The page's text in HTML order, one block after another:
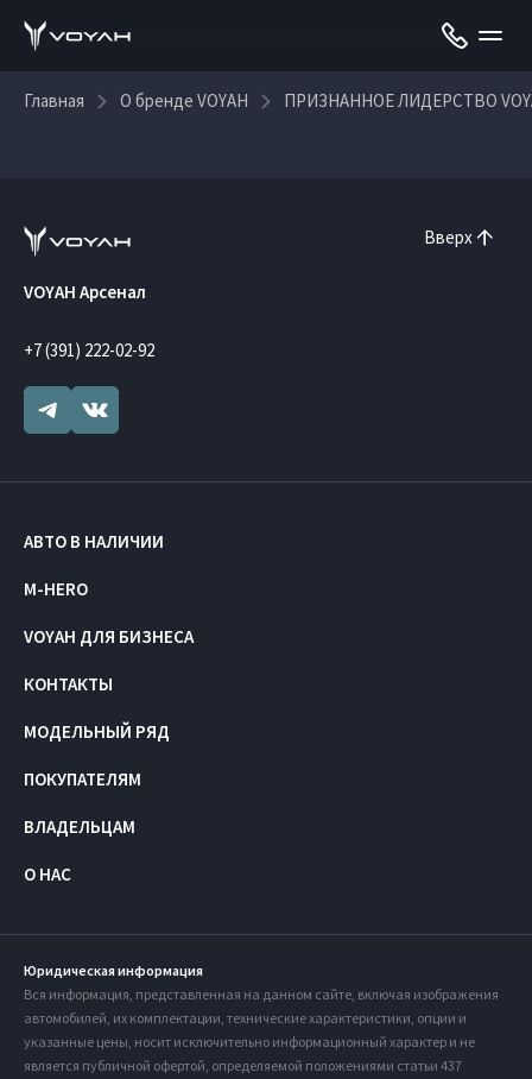
Главная О бренде VOYAH ПРИЗНАННОЕ ЛИДЕРСТВО
Вверх
VOYAH Арсенал
+7 (391) 222-02-92
АВТО В НАЛИЧИИ
M-HERO
VOYAH ДЛЯ БИЗНЕСА
КОНТАКТЫ
МОДЕЛЬНЫЙ РЯД
ПОКУПАТЕЛЯМ
ВЛАДЕЛЬЦАМ
О НАС
Юридическая информация
Вся информация, представленная на данном сайте, включая изображения
автомобилей, их комплектации, технические характеристики, опции и
указанные цены, носит исключительно информационный характер и не
является публичной офертой, определяемой положениями статьи 437